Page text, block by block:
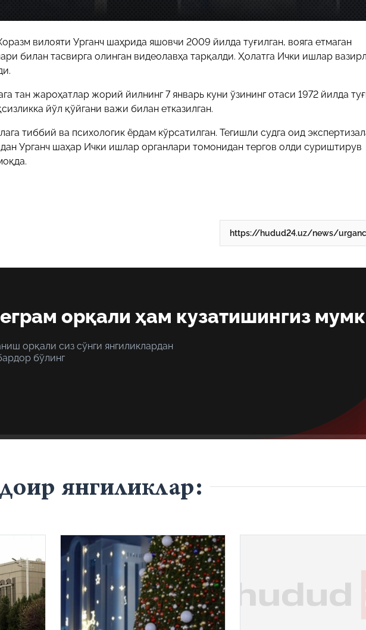
вилояти Урганч шаҳрида яшовчи 2009 йилда туғилган, вояга етмаган
билан тасвирга олинган видеолавҳа тарқалди. Ҳолатга Ички ишлар
тан жароҳатлар жорий йилнинг 7 январь куни ўзининг отаси 1972 йилда
йўл қўйгани важи билан етказилган.
тиббий ва психологик ёрдам кўрсатилган. Тегишли судга оид
Урганч шаҳар Ички ишлар органлари томонидан тергов олди суриштирув
орқали ҳам кузатишингиз
орқали сиз сўнги янгиликлардан
бўлинг
янгиликлар: